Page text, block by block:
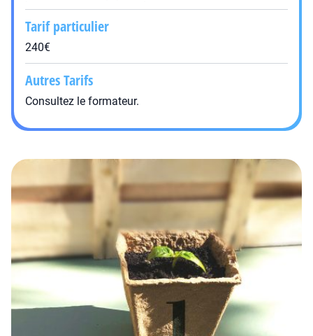
Tarif particulier
240€
Autres Tarifs
Consultez le formateur.